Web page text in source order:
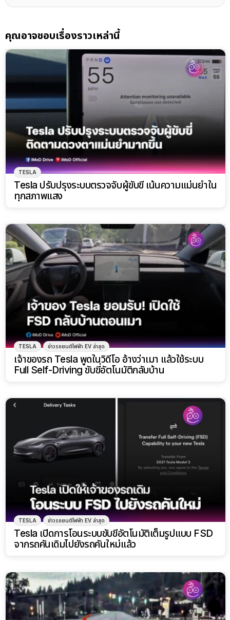
คุณอาจชอบเรื่องราวเหล่านี้
TESLA
Tesla ปรับปรุงระบบตรวจจับผู้ขับขี่ เน้นความแม่นยำใน
ทุกสภาพแสง
TESLA ข่าวรถยนต์ไฟฟ้า EV ล่าสุด
เจ้าของรถ Tesla พูดในวิดีโอ อ้างว่าเมา แล้วใช้ระบบ
Full Self-Driving ขับขี่อัตโนมัติกลับบ้าน
TESLA ข่าวรถยนต์ไฟฟ้า EV ล่าสุด
Tesla เปิดการโอนระบบขับขี่อัตโนมัติเต็มรูปแบบ FSD
จากรถคันเดิมไปยังรถคันใหม่แล้ว